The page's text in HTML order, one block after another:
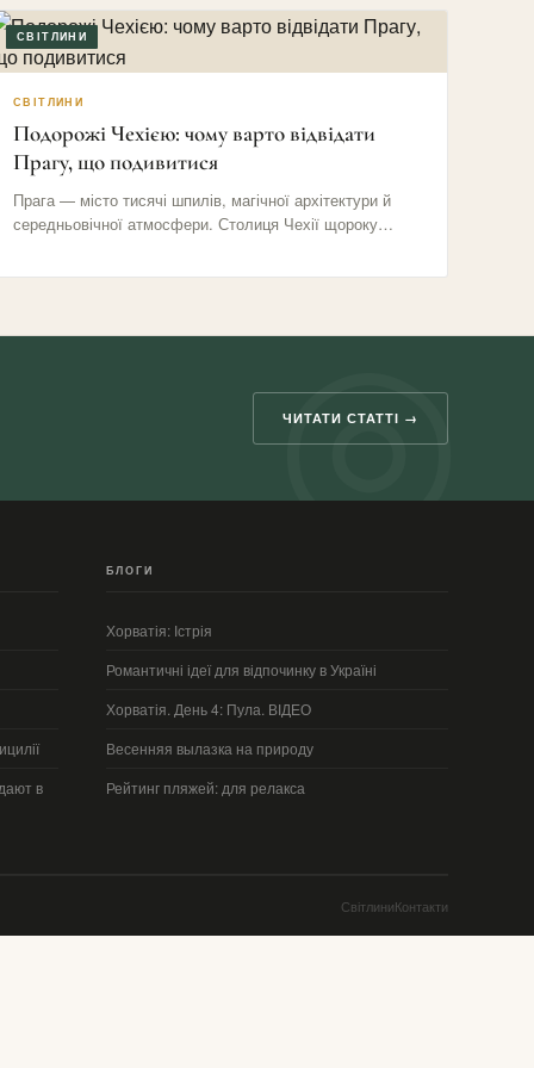
СВІТЛИНИ
СВІТЛИНИ
Подорожі Чехією: чому варто відвідати
Прагу, що подивитися
Прага — місто тисячі шпилів, магічної архітектури й
середньовічної атмосфери. Столиця Чехії щороку
ЧИТАТИ СТАТТІ →
в
БЛОГИ
Хорватія: Істрія
Романтичні ідеї для відпочинку в Україні
Хорватія. День 4: Пула. ВІДЕО
Весенняя вылазка на природу
Рейтинг пляжей: для релакса
СвітлиниКонтакти